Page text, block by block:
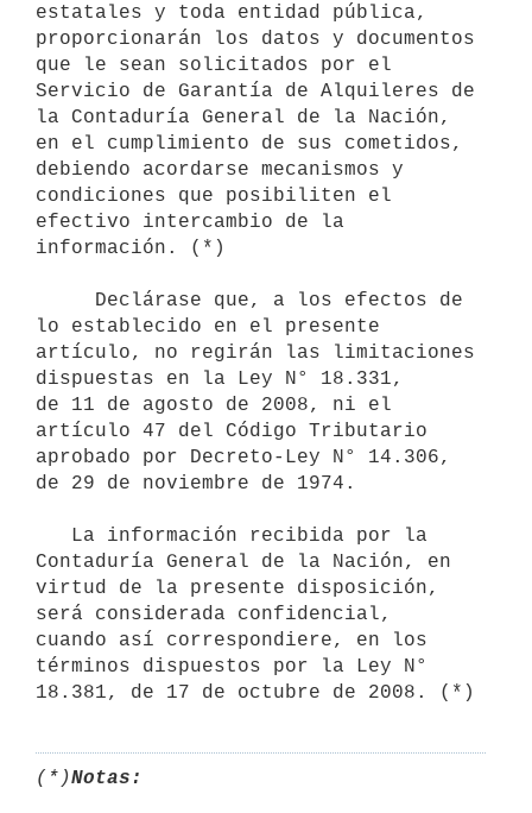
estatales y toda entidad pública,
proporcionarán los datos y documentos
que le sean solicitados por el
Servicio de Garantía de Alquileres de
la Contaduría General de la Nación,
en el cumplimiento de sus cometidos,
debiendo acordarse mecanismos y
condiciones que posibiliten el
efectivo intercambio de la
información. (*)
lo establecido en el presente
artículo, no regirán las limitaciones
dispuestas en la Ley N° 18.331,
de 11 de agosto de 2008, ni el
artículo 47 del Código Tributario
aprobado por Decreto-Ley N° 14.306,
de 29 de noviembre de 1974.
Contaduría General de la Nación, en
virtud de la presente disposición,
será considerada confidencial,
cuando así correspondiere, en los
términos dispuestos por la Ley N°
(*)Notas: